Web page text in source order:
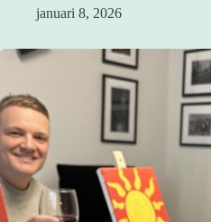
januari 8, 2026